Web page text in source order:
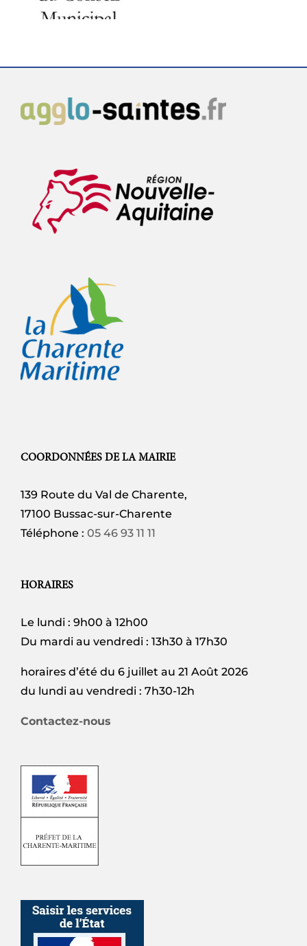
BUSSAC
COORDONNÉES DE LA MAIRIE
139 Route du Val de Charente,
17100 Bussac-sur-Charente
Téléphone : 05 46 93 11 11
HORAIRES
Le lundi : 9h00 à 12h00
Du mardi au vendredi : 13h30 à 17h30
horaires d’été du 6 juillet au 21 Août 2026
du lundi au vendredi : 7h30-12h
Contactez-nous